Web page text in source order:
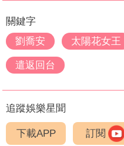
關鍵字
劉喬安
太陽花女王
遣返回台
追蹤娛樂星聞
下載APP 訂閱